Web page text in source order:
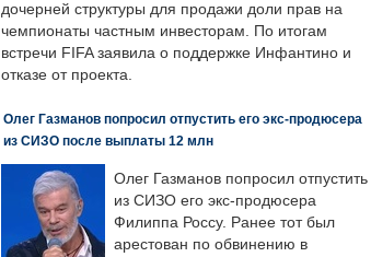
дочерней структуры для продажи доли прав на
чемпионаты частным инвесторам. По итогам
встречи FIFA заявила о поддержке Инфантино и
отказе от проекта.
Олег Газманов попросил отпустить его экс-продюсера
из СИЗО после выплаты 12 млн
Олег Газманов попросил отпустить
из СИЗО его экс-продюсера
Филиппа Россу. Ранее тот был
арестован по обвинению в